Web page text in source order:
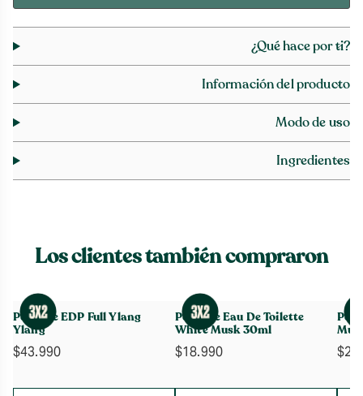
¿Qué hace por ti?
Información del producto
Modo de uso
Ingredientes
Los clientes también compraron
Perfume EDP Full Ylang
Ylang
$43.990
Perfume Eau De Toilette
White Musk 30ml
$18.990 $